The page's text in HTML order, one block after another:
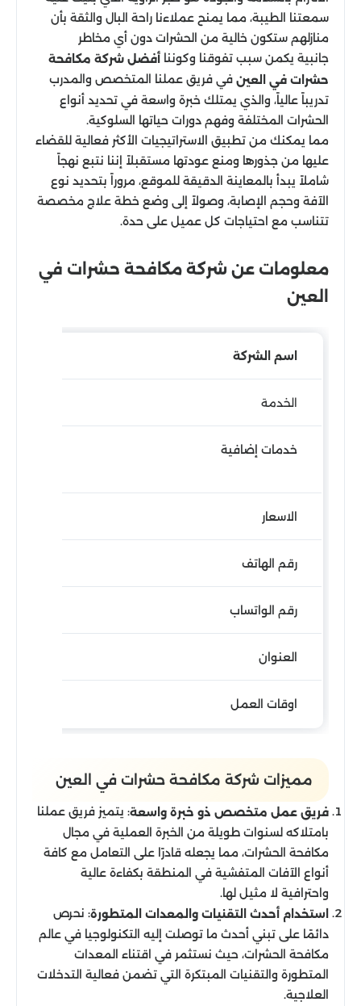
سمعتنا الطيبة، مما يمنح عملاءنا راحة البال والثقة بأن
منازلهم ستكون خالية من الحشرات دون أي مخاطر
جانبية يكمن سبب تفوقنا وكوننا أفضل شركة مكافحة
حشرات في العين في فريق عملنا المتخصص والمدرب
تدريباً عالياً، والذي يمتلك خبرة واسعة في تحديد أنواع
الحشرات المختلفة وفهم دورات حياتها السلوكية.
مما يمكنك من تطبيق الاستراتيجيات الأكثر فعالية للقضاء
عليها من جذورها ومنع عودتها مستقبلاً إننا نتبع نهجاً
شاملاً يبدأ بالمعاينة الدقيقة للموقع، مروراً بتحديد نوع
الآفة وحجم الإصابة، وصولاً إلى وضع خطة علاج مخصصة
تتناسب مع احتياجات كل عميل على حدة.
معلومات عن شركة مكافحة حشرات في
العين
اسم الشركة
الخدمة
خدمات إضافية
الاسعار
رقم الهاتف
رقم الواتساب
العنوان
اوقات العمل
مميزات شركة مكافحة حشرات في العين
فريق عمل متخصص ذو خبرة واسعة: يتميز فريق عملنا
بامتلاكه لسنوات طويلة من الخبرة العملية في مجال
مكافحة الحشرات، مما يجعله قادرًا على التعامل مع كافة
أنواع الآفات المتفشية في المنطقة بكفاءة عالية
واحترافية لا مثيل لها.
استخدام أحدث التقنيات والمعدات المتطورة: نحرص
دائمًا على تبني أحدث ما توصلت إليه التكنولوجيا في عالم
مكافحة الحشرات، حيث نستثمر في اقتناء المعدات
المتطورة والتقنيات المبتكرة التي تضمن فعالية التدخلات
العلاجية.